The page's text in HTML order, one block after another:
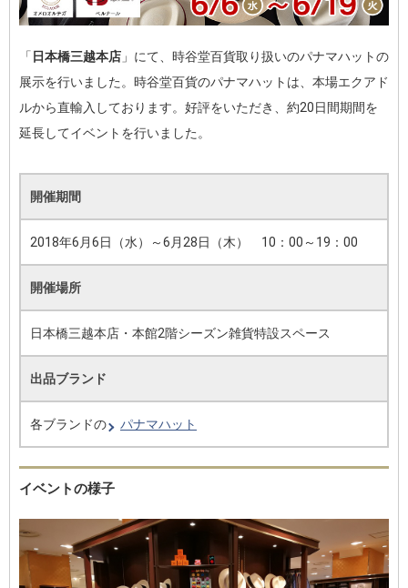
「 日本橋三越本店 」にて、時谷堂百貨取り扱いのパナマハットの
展示を行いました。時谷堂百貨のパナマハットは、本場エクアド
ルから直輸入しております。好評をいただき、約20日間期間を
延長してイベントを行いました。
開催期間
2018年6月6日（水）～6月28日（木） 10：00～19：00
開催場所
日本橋三越本店・本館2階シーズン雑貨特設スペース
出品ブランド
各ブランドの パナマハット
イベントの様子